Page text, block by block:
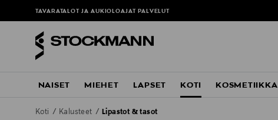
TAVARATALOT JA AUKIOLOAJAT PALVELUT
NAISET MIEHET LAPSET KOTI KOSMETIIKKA
Koti Kalusteet Lipastot & tasot